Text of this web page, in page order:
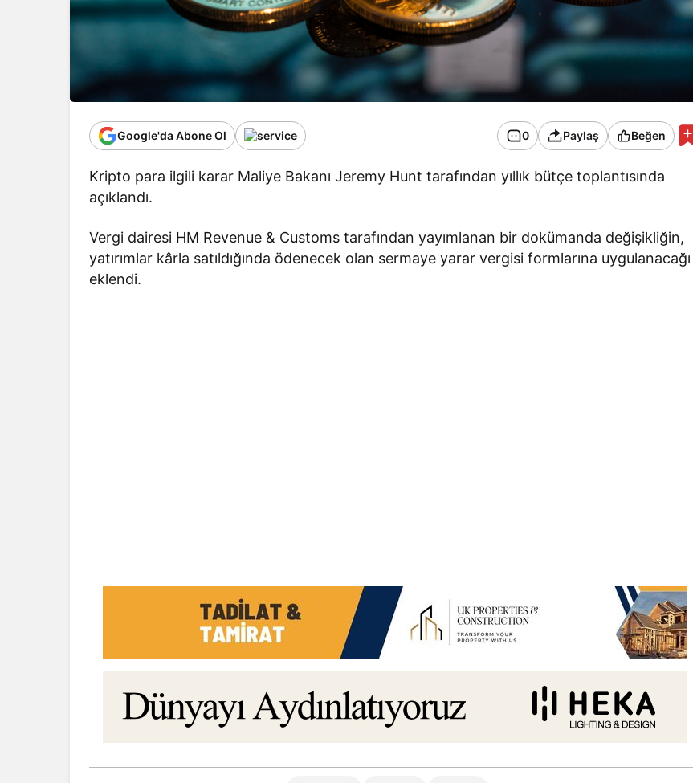
Google'da Abone Ol 0 Paylaş Beğen
Kripto para ilgili karar Maliye Bakanı Jeremy Hunt tarafından yıllık bütçe toplantısında
açıklandı.
Vergi dairesi HM Revenue & Customs tarafından yayımlanan bir dokümanda değişikliğin,
yatırımlar kârla satıldığında ödenecek olan sermaye yarar vergisi formlarına uygulanacağı
eklendi.